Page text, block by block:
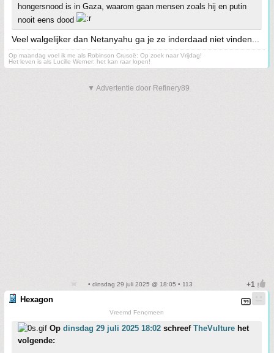
hongersnood is in Gaza, waarom gaan mensen zoals hij en putin
nooit eens dood
Veel walgelijker dan Netanyahu ga je ze inderdaad niet vinden...
Op maandag voel ik me als Robinson Crusoë: Op zoek naar Vrijdag!
Het leven is als Lucille Werner: het kan raar lopen!
▼ Advertentie door Refinery89
• dinsdag 29 juli 2025 @ 18:05 • 113
Hexagon
Vreemd Fenomeen
Op dinsdag 29 juli 2025 18:02 schreef TheVulture het
volgende: